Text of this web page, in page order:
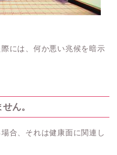
には、何か悪い兆候を暗示
ん。
合、それは健康面に関連し